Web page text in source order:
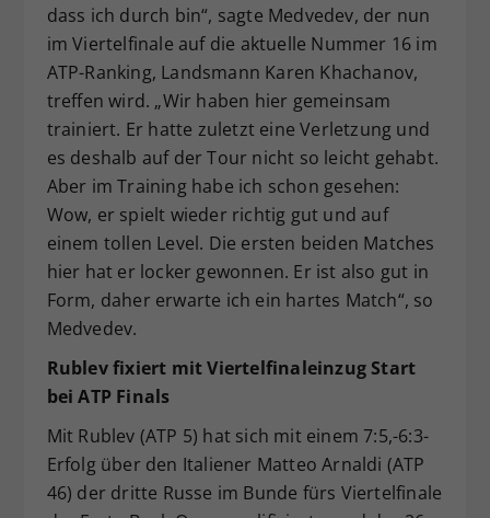
dass ich durch bin“, sagte Medvedev, der nun
im Viertelfinale auf die aktuelle Nummer 16 im
ATP-Ranking, Landsmann Karen Khachanov,
treffen wird. „Wir haben hier gemeinsam
trainiert. Er hatte zuletzt eine Verletzung und
es deshalb auf der Tour nicht so leicht gehabt.
Aber im Training habe ich schon gesehen:
Wow, er spielt wieder richtig gut und auf
einem tollen Level. Die ersten beiden Matches
hier hat er locker gewonnen. Er ist also gut in
Form, daher erwarte ich ein hartes Match“, so
Medvedev.
Rublev fixiert mit Viertelfinaleinzug Start
bei ATP Finals
Mit Rublev (ATP 5) hat sich mit einem 7:5,-6:3-
Erfolg über den Italiener Matteo Arnaldi (ATP
46) der dritte Russe im Bunde fürs Viertelfinale